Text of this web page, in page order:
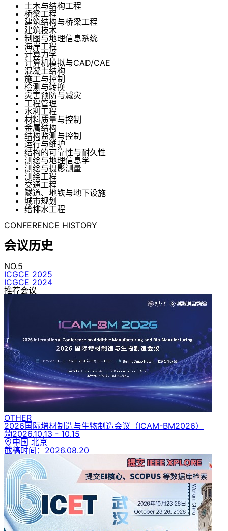
土木与结构工程
桥梁工程
建筑结构与桥梁工程
建筑技术
制图与地理信息系统
海岸工程
计算力学
计算机模拟与CAD/CAE
混凝土结构
施工与控制
检测与转换
灾害预防与减灾
工程管理
水利工程
材料质量与控制
金属结构
结构监测与控制
运行与维护
结构的可靠性与耐久性
测绘与地理信息学
测绘与摄影测量
测绘工程
交通工程
隧道、地铁与地下设施
城市规划
给排水工程
CONFERENCE HISTORY
会议历史
NO.5
ICGCE 2025
ICGCE 2024
推荐会议
OTHER
2026国际增材制造与生物制造会议 （ICAM-BM2026）
2026.10.13 - 10.15
中国 北京
截稿时间： 2026.08.20